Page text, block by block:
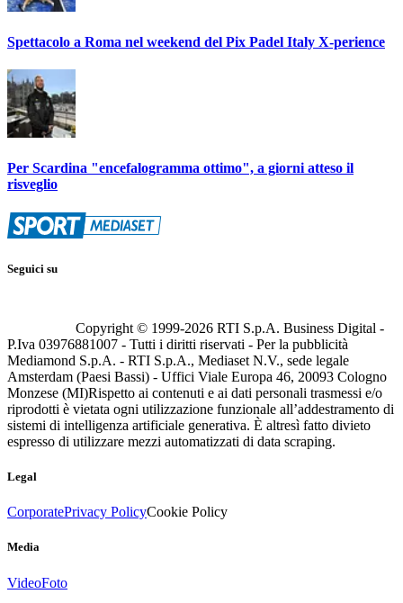
Spettacolo a Roma nel weekend del Pix Padel Italy X-perience
Per Scardina "encefalogramma ottimo", a giorni atteso il
risveglio
Seguici su
Copyright © 1999-2026 RTI S.p.A. Business Digital -
P.Iva 03976881007 - Tutti i diritti riservati - Per la pubblicità
Mediamond S.p.A. - RTI S.p.A., Mediaset N.V., sede legale
Amsterdam (Paesi Bassi) - Uffici Viale Europa 46, 20093 Cologno
Monzese (MI)Rispetto ai contenuti e ai dati personali trasmessi e/o
riprodotti è vietata ogni utilizzazione funzionale all’addestramento di
sistemi di intelligenza artificiale generativa. È altresì fatto divieto
espresso di utilizzare mezzi automatizzati di data scraping.
Legal
CorporatePrivacy PolicyCookie Policy
Media
VideoFoto